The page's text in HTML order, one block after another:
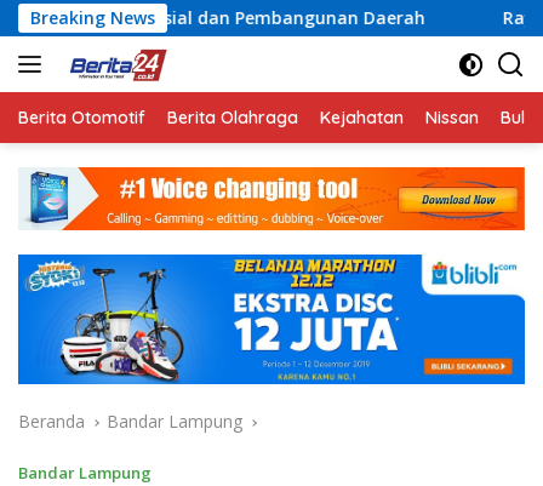
Langsung
ke
konten
Breaking News
dan Pembangunan Daerah Rayakan Semangat
Berita Otomotif Berita Olahraga Kejahatan Nissan
Beranda Bandar Lampung
Bandar Lampung